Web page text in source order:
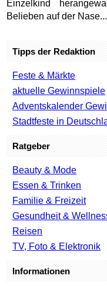
Einzelkind
Belieben auf der Nase...
Tipps der Redaktion
Feste & Märkte
aktuelle Gewinnspiele
Adventskalender
Stadtfeste in
Ratgeber
Beauty & Mode
Essen & Trinken
Familie & Freizeit
Gesundheit &
Reisen
TV, Foto & Elektronik
Informationen